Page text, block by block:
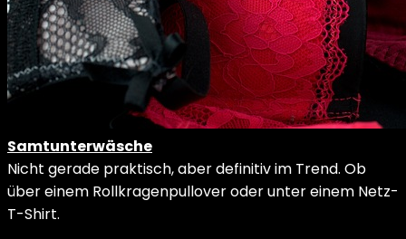
Samtunterwäsche
Nicht gerade praktisch, aber definitiv im Trend. Ob
über einem Rollkragenpullover oder unter einem Netz-
T-Shirt.